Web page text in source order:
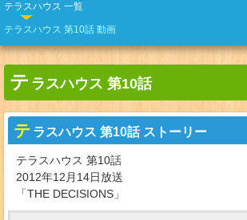
テラスハウス 一覧
テラスハウス 第10話 動画
テ ラスハウス 第10話
テ ラスハウス 第10話 ストーリー
テラスハウス 第10話
2012年12月14日放送
「THE DECISIONS」